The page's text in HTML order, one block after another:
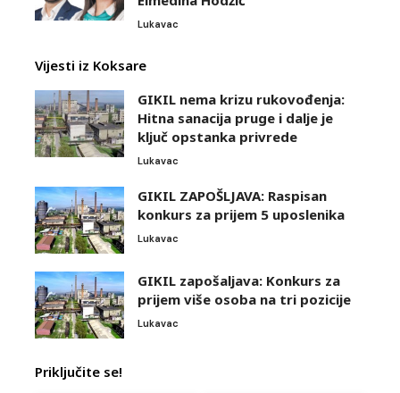
Lukavac
Vijesti iz Koksare
GIKIL nema krizu rukovođenja:
Hitna sanacija pruge i dalje je
ključ opstanka privrede
Lukavac
GIKIL ZAPOŠLJAVA: Raspisan
konkurs za prijem 5 uposlenika
Lukavac
GIKIL zapošaljava: Konkurs za
prijem više osoba na tri pozicije
Lukavac
Priključite se!